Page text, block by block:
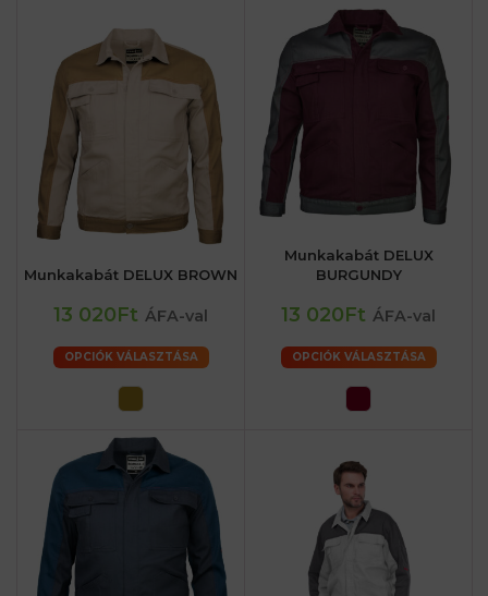
Munkakabát DELUX BROWN
13 020Ft ÁFA-val
OPCIÓK VÁLASZTÁSA
Munkakabát DELUX
BURGUNDY
13 020Ft ÁFA-val
OPCIÓK VÁLASZTÁSA